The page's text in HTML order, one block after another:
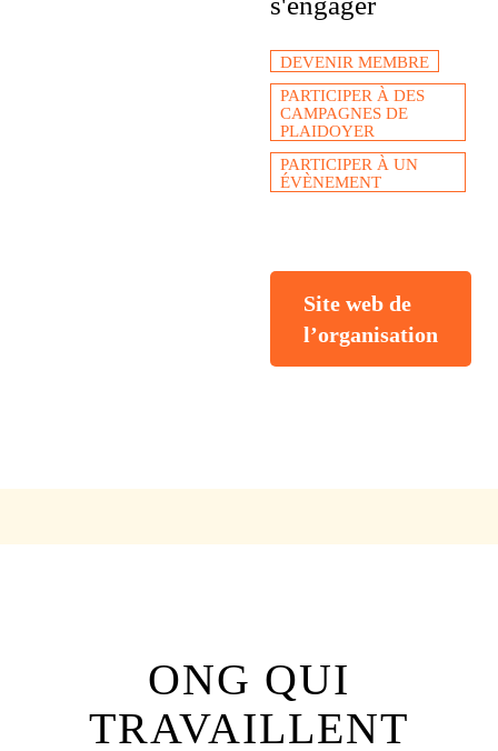
DEVENIR MEMBRE
PARTICIPER À DES
CAMPAGNES DE
PLAIDOYER
PARTICIPER À UN
ÉVÈNEMENT
Site web de
l’organisation
ONG QUI
TRAVAILLENT